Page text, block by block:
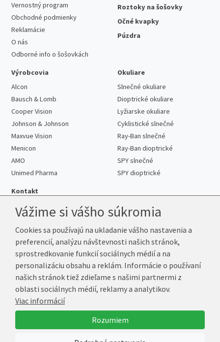
Vernostný program
Obchodné podmienky
Reklamácie
O nás
Odborné info o šošovkách
Roztoky na šošovky
Očné kvapky
Púzdra
Výrobcovia
Alcon
Bausch & Lomb
Cooper Vision
Johnson & Johnson
Maxvue Vision
Menicon
AMO
Unimed Pharma
Okuliare
Slnečné okuliare
Dioptrické okuliare
Lyžiarske okuliare
Cyklistické slnečné
Ray-Ban slnečné
Ray-Ban dioptrické
SPY slnečné
SPY dioptrické
Kontakt
Telefón:+421 222 205 863
E-mail:info@kup-sosovky.sk
Reklamačná adresa
Andrea Votavová
Revoluční 1017
290 01 Poděbrady
Česká republika
Vážime si vášho súkromia
Cookies sa používajú na ukladanie vášho nastavenia a
preferencií, analýzu návštevnosti našich stránok,
sprostredkovanie funkcií sociálnych médií a na
personalizáciu obsahu a reklám. Informácie o používaní
našich stránok tiež zdieľame s našimi partnermi z
oblasti sociálnych médií, reklamy a analytikov.
Viac informácií
Rozumiem